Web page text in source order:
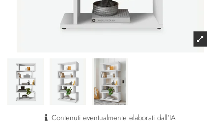
Contenuti eventualmente elaborati dall'IA